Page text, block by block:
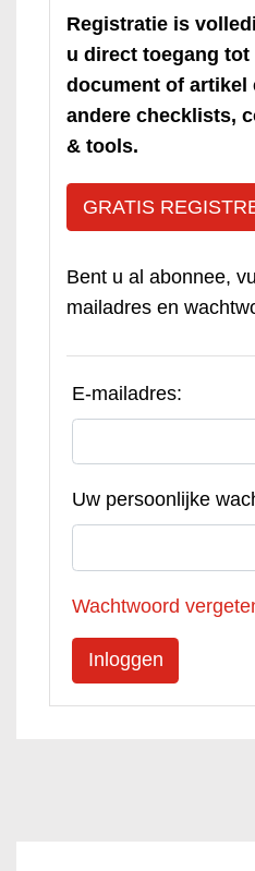
Registratie is
u direct toegang
document of artikel
andere checklists,
& tools.
GRATIS
Bent u al abonnee,
mailadres en
E-mailadres:
Uw persoonlijke
Wachtwoord